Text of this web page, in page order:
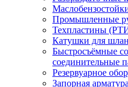
Промышленные
Техпластины
Катушки для
Быстросъёмные
соединительные
Резервуарное
Запорная арматура